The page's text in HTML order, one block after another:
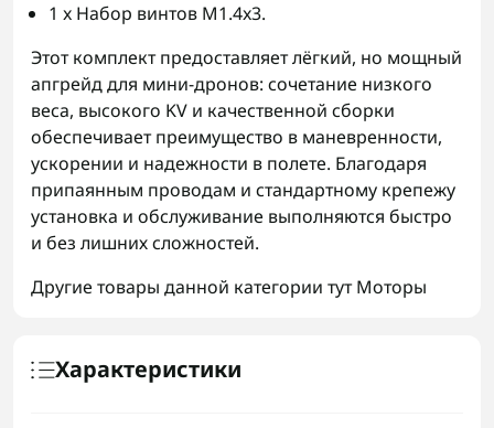
1 x Набор винтов M1.4x3.
Этот комплект предоставляет лёгкий, но мощный
апгрейд для мини-дронов: сочетание низкого
веса, высокого KV и качественной сборки
обеспечивает преимущество в маневренности,
ускорении и надежности в полете. Благодаря
припаянным проводам и стандартному крепежу
установка и обслуживание выполняются быстро
и без лишних сложностей.
Другие товары данной категории тутМоторы
Характеристики